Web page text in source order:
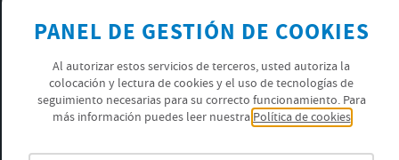
OK
POLÍTICA DE PRIVACIDAD
ÚNETE AL EQUIPO SOPREMA
SÍGUENOS
PANEL DE GESTIÓN DE COOKIES
Al autorizar estos servicios de terceros, usted autoriza la
colocación y lectura de cookies y el uso de tecnologías de
seguimiento necesarias para su correcto funcionamiento. Para
más información puedes leer nuestra Política de cookies